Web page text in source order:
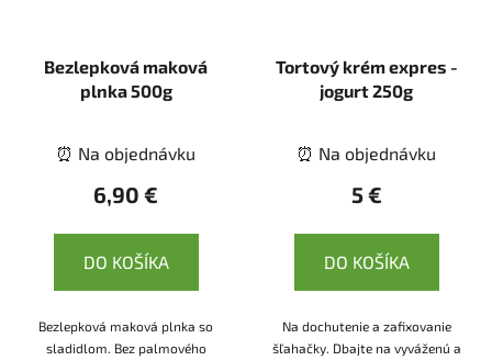
Bezlepková maková
plnka 500g
⏰ Na objednávku
6,90 €
DO KOŠÍKA
Bezlepková maková plnka so
sladidlom. Bez palmového
Tortový krém expres -
jogurt 250g
⏰ Na objednávku
5 €
DO KOŠÍKA
Na dochutenie a zafixovanie
šľahačky. Dbajte na vyváženú a